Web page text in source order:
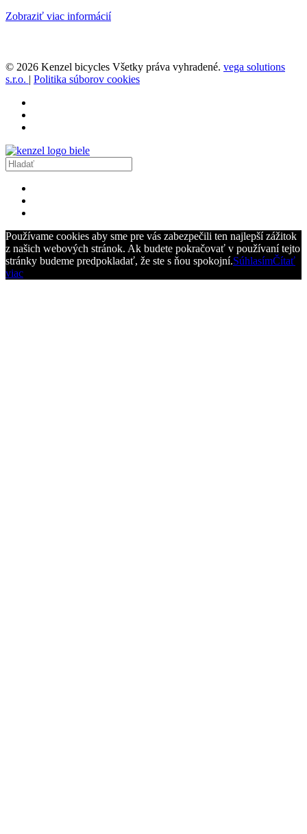
Zobraziť viac informácií
© 2026 Kenzel bicycles Všetky práva vyhradené. vega solutions
s.r.o. | Politika súborov cookies
Používame cookies aby sme pre vás zabezpečili ten najlepší zážitok
z našich webových stránok. Ak budete pokračovať v používaní tejto
stránky budeme predpokladať, že ste s ňou spokojní.SúhlasímČítať
viac